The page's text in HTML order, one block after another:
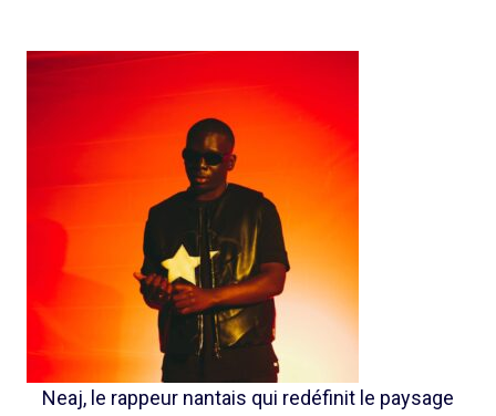
Neaj, le rappeur nantais qui redéfinit le paysage